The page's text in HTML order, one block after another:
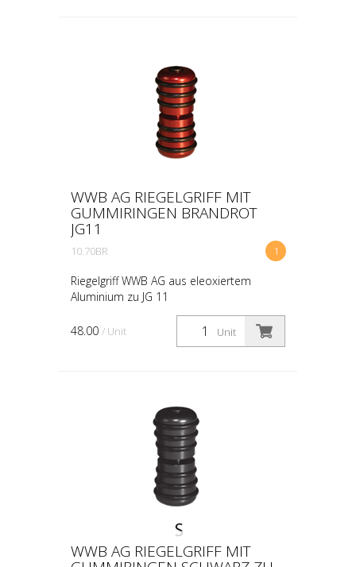
WWB AG RIEGELGRIFF MIT
GUMMIRINGEN BRANDROT
JG11
1
10.70BR
Riegelgriff WWB AG aus eleoxiertem
Aluminium zu JG 11
Unit
48.00 / Unit
WWB AG RIEGELGRIFF MIT